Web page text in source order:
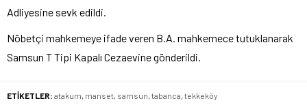
Adliyesine sevk edildi.
Nöbetçi mahkemeye ifade veren B.A. mahkemece tutuklanarak
Samsun T Tipi Kapalı Cezaevine gönderildi.
ETİKETLER: atakum manset samsun tabanca tekkeköy